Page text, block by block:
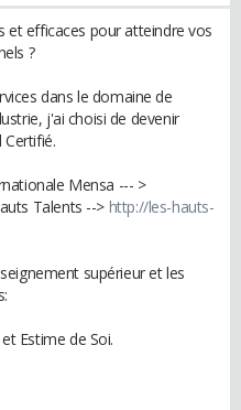
et efficaces pour atteindre vos
?
dans le domaine de
j'ai choisi de devenir
Mensa --- >
Talents --> http://les-hauts-
supérieur et les
Estime de Soi.